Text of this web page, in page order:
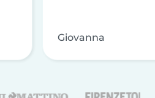
Giovanna